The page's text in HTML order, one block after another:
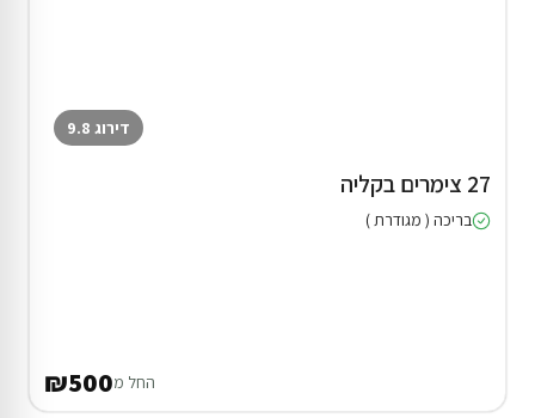
דירוג 9.8
27 צימרים בקליה
בריכה ( מגודרת )
החל מ₪500